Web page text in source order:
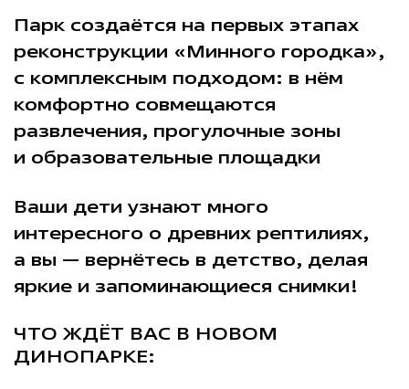
Парк создаётся на первых этапах
реконструкции «Минного городка»,
с комплексным подходом: в нём
комфортно совмещаются
развлечения, прогулочные зоны
и образовательные площадки
Ваши дети узнают много
интересного о древних рептилиях,
а вы — вернётесь в детство, делая
яркие и запоминающиеся снимки!
ЧТО ЖДЁТ ВАС В НОВОМ
ДИНОПАРКЕ: